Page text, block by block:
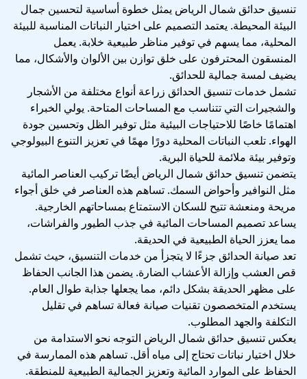
تنسيق حدائق شمال الرياض يمثل خطوة أساسية لتحسين جمال
البيئة المحيطة. يعتمد التصميم على اختيار النباتات المناسبة للبيئة
المحلية، مما يسهم في توفير مناظر طبيعية خلابة. يعمل
المنسقون المحترفون على خلق توازن بين الألوان والأشكال، مما
يضيف لمسة جمالية للحدائق.
تشمل خدمات تنسيق الحدائق زراعة أنواع مختلفة من الأشجار
والشجيرات التي تتناسب مع المساحات المتاحة. يولي الخبراء
اهتمامًا خاصًا للاحتياجات البيئية مثل توفير الظل وتحسين جودة
الهواء. تلعب النباتات المحلية دورًا مهمًا في تعزيز التنوع البيولوجي
وتوفير بيئة ملائمة للحياة البرية.
يتضمن تنسيق حدائق شمال الرياض أيضًا تركيب العناصر المائية
مثل النوافير وأحواض السمك. تساهم هذه العناصر في خلق أجواء
مريحة ومنعشة تتيح للسكان الاستمتاع بمساحاتهم الخارجية.
يساعد تصميم المساحات المائية في جذب الطيور والفراشات،
مما يعزز الحياة الطبيعية في الحديقة.
تعد صيانة الحدائق جزءًا لا يتجزأ من خدمات التنسيق، حيث تشمل
قص العشب وإزالة الأعشاب الضارة. يضمن هذا الجانب الحفاظ
على مظهر الحديقة بشكل دائم، مما يجعلها جذابة طوال العام.
يستخدم المتخصصون تقنيات صيانة فعالة تساهم في تقليل
التكلفة والجهد المطلوب.
يعكس تنسيق حدائق شمال الرياض التوجه نحو الاستدامة من
خلال اختيار نباتات تحتاج إلى مياه أقل. تساهم هذه الممارسة في
الحفاظ على الموارد المائية وتعزيز الجمالية الطبيعية للمنطقة.